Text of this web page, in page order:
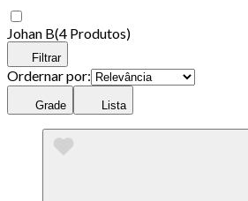
Johan B(4 Produtos)
Filtrar
Ordernar por:
Grade Lista